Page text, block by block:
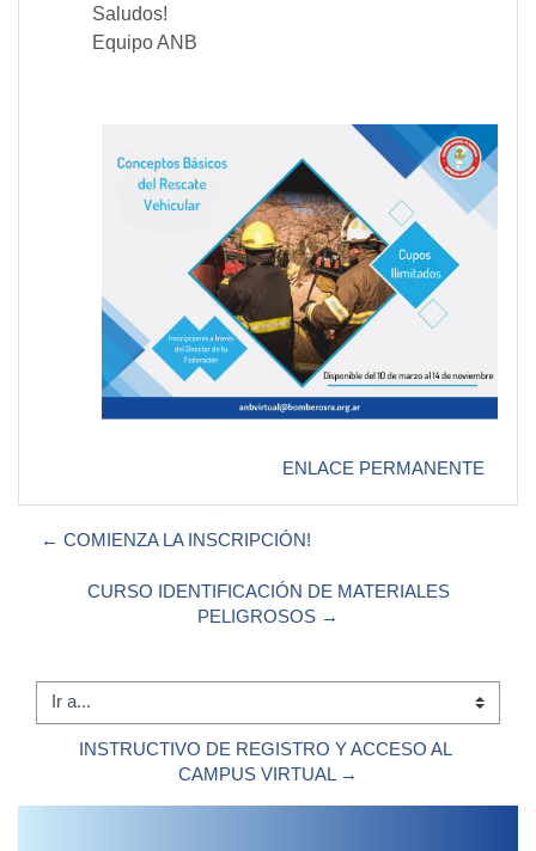
Saludos!
Equipo ANB
ENLACE PERMANENTE
← COMIENZA LA INSCRIPCIÓN!
CURSO IDENTIFICACIÓN DE MATERIALES
PELIGROSOS →
Ir a...
INSTRUCTIVO DE REGISTRO Y ACCESO AL
CAMPUS VIRTUAL →